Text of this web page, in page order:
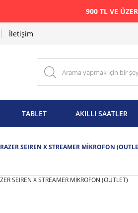
900 TL VE
İletişim
TABLET AKILLI SAATLER
RAZER SEIREN X STREAMER MİKROFON